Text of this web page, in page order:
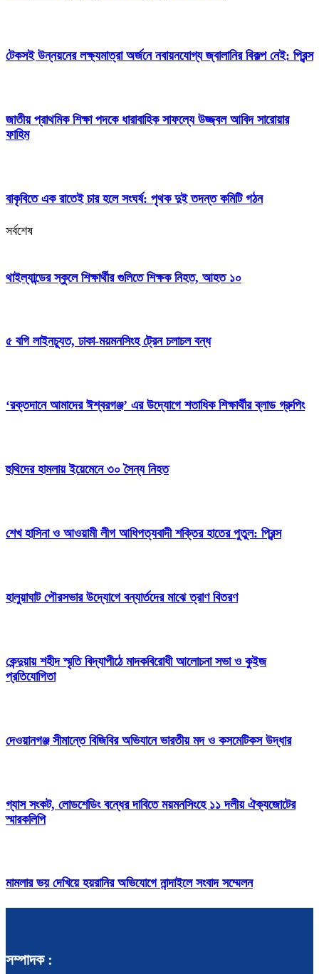
টেকসই উন্নয়নের লক্ষ্যমাত্রা অর্জনে নবায়নযোগ্য জ্বালানির বিকল্প নেই: প্রিন্স
জাতীয় প্রাথমিক শিক্ষা পদকে ধারাবাহিক সাফল্যে উজ্জ্বল আবিদ সারোয়ার
ফাহিম
বাকৃবিতে এক রাতেই চার হলে সংঘর্ষ: পৃথক দুই তদন্ত কমিটি গঠন
সর্বশেষ
থাইল্যান্ডের স্কুলে শিক্ষার্থীর গুলিতে শিক্ষক নিহত, আহত ১০
৫ বগি লাইনচ্যুত, ঢাকা-ময়মনসিংহ ট্রেন চলাচল বন্ধ
‘রক্তদানে আমাদের ঈশ্বরগঞ্জ’ এর উদ্যোগে শতাধিক শিক্ষার্থীর ব্লাড গ্রুপিং
হুথিদের হামলায় ইয়েমেনে ৩০ সৈন্য নিহত
শেখ হাসিনা ও আওয়ামী লীগ আধিপত্যবাদী শক্তির হাতের পুতুল: প্রিন্স
হালুয়াঘাট পৌরসভার উদ্যোগে বন্যার্তদের মাঝে ত্রাণ বিতরণ
কেন্দুয়ায় শহীদ স্মৃতি বিদ্যাপীঠে মাদকবিরোধী আলোচনা সভা ও কুইজ
প্রতিযোগিতা
দেওয়ানগঞ্জ সীমান্তে বিজিবির অভিযানে ভারতীয় মদ ও কসমেটিকস উদ্ধার
গ্যাস সংকট, লোডশেডিং বন্ধের দাবিতে ময়মনসিংহে ১১ দলীয় ঐক্যজোটের
স্মারকলিপি
মামলার ভয় দেখিয়ে হয়রানির অভিযোগে নান্দাইলে সংবাদ সম্মেলন
সম্পাদক :